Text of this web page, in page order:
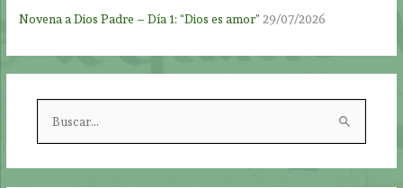
Novena a Dios Padre – Día 1: “Dios es amor” 29/07/2026